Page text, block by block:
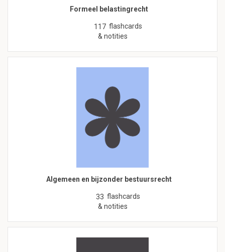
Formeel belastingrecht
117 flashcards
& notities
Algemeen en bijzonder bestuursrecht
33 flashcards
& notities